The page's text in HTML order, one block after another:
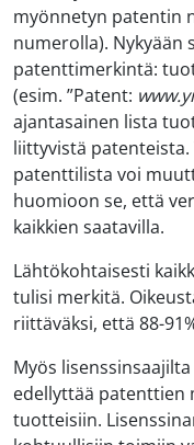
myönnetyn patentin
numerolla).
patenttimerkintä:
(esim. ”Patent:
ajantasainen lista
liittyvistä patenteista.
patenttilista voi
huomioon se, että
kaikkien saatavilla.
Lähtökohtaisesti
tulisi merkitä.
riittäväksi, että 88-
Myös
edellyttää patenttien
tuotteisiin.